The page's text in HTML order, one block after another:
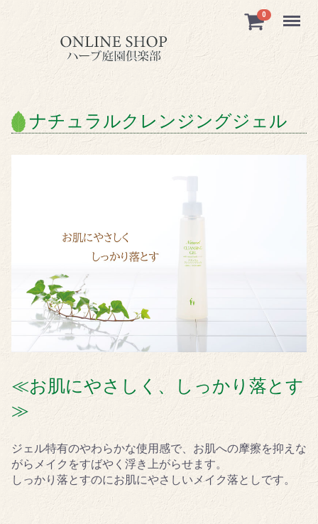
0 Menu
ナチュラルクレンジングジェル
≪お肌にやさしく、しっかり落とす
≫
ジェル特有のやわらかな使用感で、お肌への摩擦を抑えな
がらメイクをすばやく浮き上がらせます。
しっかり落とすのにお肌にやさしいメイク落としです。